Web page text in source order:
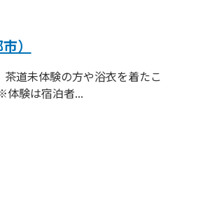
）
道未体験の方や浴衣を着たこ
体験は宿泊者...